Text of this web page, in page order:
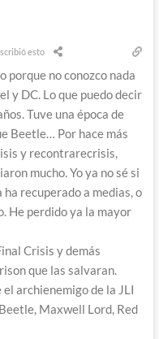
esto
porque no conozco nada
y DC. Lo que puedo decir
Tuve una época de
Beetle… Por hace más
y recontrarecrisis,
mucho. Yo ya no sé si
recuperado a medias, o
He perdido ya la mayor
Crisis y demás
que las salvaran.
archienemigo de la JLI
Maxwell Lord, Red